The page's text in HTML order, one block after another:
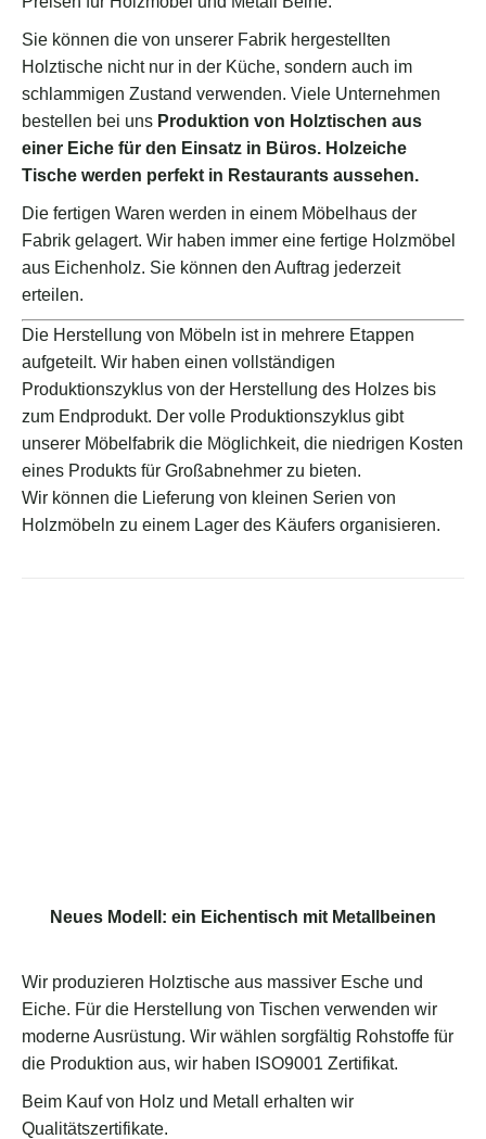
Sie können die von unserer Fabrik hergestellten
Holztische nicht nur in der Küche, sondern auch im
schlammigen Zustand verwenden. Viele Unternehmen
bestellen bei uns Produktion von Holztischen aus
einer Eiche für den Einsatz in Büros. Holzeiche
Tische werden perfekt in Restaurants aussehen.
Die fertigen Waren werden in einem Möbelhaus der
Fabrik gelagert. Wir haben immer eine fertige Holzmöbel
aus Eichenholz. Sie können den Auftrag jederzeit
erteilen.
Die Herstellung von Möbeln ist in mehrere Etappen
aufgeteilt. Wir haben einen vollständigen
Produktionszyklus von der Herstellung des Holzes bis
zum Endprodukt. Der volle Produktionszyklus gibt
unserer Möbelfabrik die Möglichkeit, die niedrigen Kosten
eines Produkts für Großabnehmer zu bieten.
Wir können die Lieferung von kleinen Serien von
Holzmöbeln zu einem Lager des Käufers organisieren.
Neues Modell: ein Eichentisch mit Metallbeinen
Wir produzieren Holztische aus massiver Esche und
Eiche. Für die Herstellung von Tischen verwenden wir
moderne Ausrüstung. Wir wählen sorgfältig Rohstoffe für
die Produktion aus, wir haben ISO9001 Zertifikat.
Beim Kauf von Holz und Metall erhalten wir
Qualitätszertifikate.